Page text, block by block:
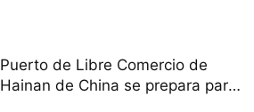
Puerto de Libre Comercio de
Hainan de China se prepara para